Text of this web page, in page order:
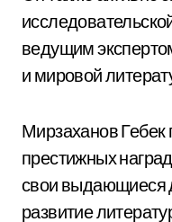
ведущим
и мировой
Мирзаханов Гебек
престижных
свои выдающиеся
развитие